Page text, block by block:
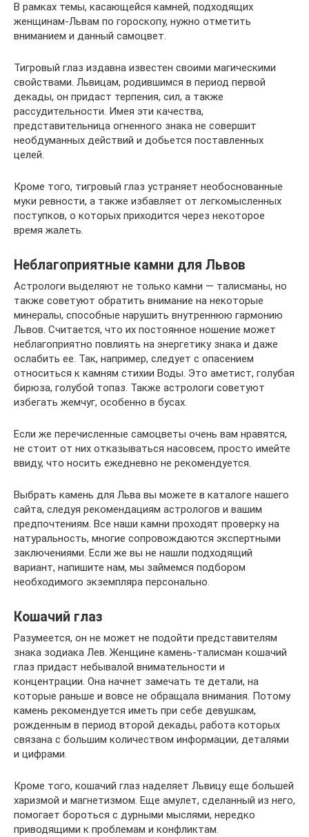
В рамках темы, касающейся камней, подходящих
женщинам-Львам по гороскопу, нужно отметить
вниманием и данный самоцвет.
Тигровый глаз издавна известен своими магическими
свойствами. Львицам, родившимся в период первой
декады, он придаст терпения, сил, а также
рассудительности. Имея эти качества,
представительница огненного знака не совершит
необдуманных действий и добьется поставленных
целей.
Кроме того, тигровый глаз устраняет необоснованные
муки ревности, а также избавляет от легкомысленных
поступков, о которых приходится через некоторое
время жалеть.
Неблагоприятные камни для Львов
Астрологи выделяют не только камни — талисманы, но
также советуют обратить внимание на некоторые
минералы, способные нарушить внутреннюю гармонию
Львов. Считается, что их постоянное ношение может
неблагоприятно повлиять на энергетику знака и даже
ослабить ее. Так, например, следует с опасением
относиться к камням стихии Воды. Это аметист, голубая
бирюза, голубой топаз. Также астрологи советуют
избегать жемчуг, особенно в бусах.
Если же перечисленные самоцветы очень вам нравятся,
не стоит от них отказываться насовсем, просто имейте
ввиду, что носить ежедневно не рекомендуется.
Выбрать камень для Льва вы можете в каталоге нашего
сайта, следуя рекомендациям астрологов и вашим
предпочтениям. Все наши камни проходят проверку на
натуральность, многие сопровождаются экспертными
заключениями. Если же вы не нашли подходящий
вариант, напишите нам, мы займемся подбором
необходимого экземпляра персонально.
Кошачий глаз
Разумеется, он не может не подойти представителям
знака зодиака Лев. Женщине камень-талисман кошачий
глаз придаст небывалой внимательности и
концентрации. Она начнет замечать те детали, на
которые раньше и вовсе не обращала внимания. Потому
камень рекомендуется иметь при себе девушкам,
рожденным в период второй декады, работа которых
связана с большим количеством информации, деталями
и цифрами.
Кроме того, кошачий глаз наделяет Львицу еще большей
харизмой и магнетизмом. Еще амулет, сделанный из него,
помогает бороться с дурными мыслями, нередко
приводящими к проблемам и конфликтам.